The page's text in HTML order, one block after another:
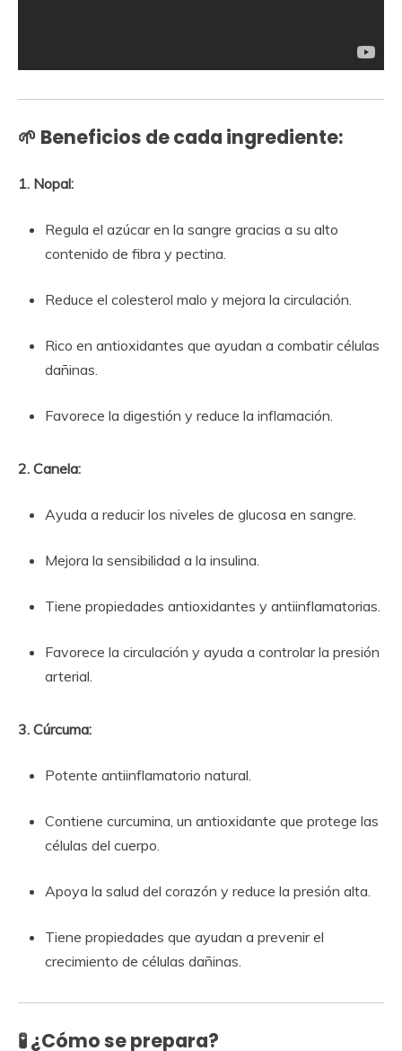
🌱 Beneficios de cada ingrediente:
1. Nopal:
Regula el azúcar en la sangre gracias a su alto
contenido de fibra y pectina.
Reduce el colesterol malo y mejora la circulación.
Rico en antioxidantes que ayudan a combatir células
dañinas.
Favorece la digestión y reduce la inflamación.
2. Canela:
Ayuda a reducir los niveles de glucosa en sangre.
Mejora la sensibilidad a la insulina.
Tiene propiedades antioxidantes y antiinflamatorias.
Favorece la circulación y ayuda a controlar la presión
arterial.
3. Cúrcuma:
Potente antiinflamatorio natural.
Contiene curcumina, un antioxidante que protege las
células del cuerpo.
Apoya la salud del corazón y reduce la presión alta.
Tiene propiedades que ayudan a prevenir el
crecimiento de células dañinas.
🧪 ¿Cómo se prepara?